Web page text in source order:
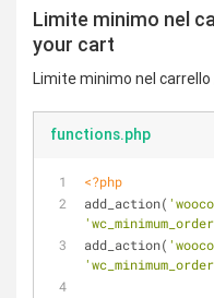
Limite minimo nel
your cart
Limite minimo nel
functions.php
<?php
add_action(
add_action(